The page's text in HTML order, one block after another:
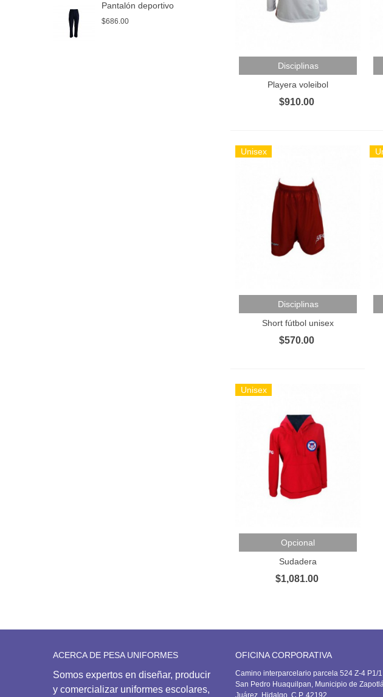
Pantalón deportivo
$686.00
Playera deportiva
$506.00
Añadir Al Carrito
Disciplinas
Playera voleibol
$910.00
Unisex
Añadir Al Carrito
Disciplinas
Short fútbol unisex
$570.00
Unisex
Añadir Al Carrito
Opcional
Sudadera
$1,081.00
ACERCA DE PESA UNIFORMES
Somos expertos en diseñar, producir
y comercializar uniformes escolares,
OFICINA CORPORATIVA
Camino interparcelario parcela 524 Z-4 P1/1
San Pedro Huaquilpan, Municipio de
Juárez, Hidalgo. C.P. 42192